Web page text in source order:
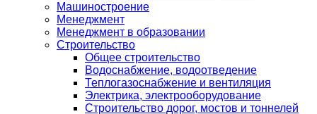
Машиностроение
Менеджмент
Менеджмент в образовании
Строительство
Общее строительство
Водоснабжение, водоотведение
Теплогазоснабжение и вентиляция
Электрика, электрооборудование
Строительство дорог, мостов и тоннелей